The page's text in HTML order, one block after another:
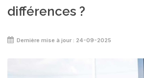
différences ?
Dernière mise à jour : 24-09-2025